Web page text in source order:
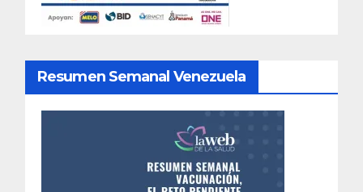
Resumen Semanal Venezuela